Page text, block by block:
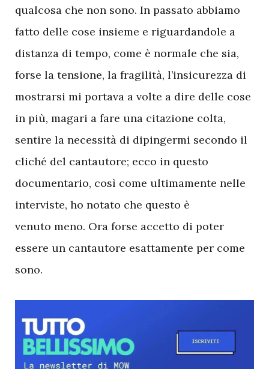
qualcosa che non sono. In passato abbiamo
fatto delle cose insieme e riguardandole a
distanza di tempo, come è normale che sia,
forse la tensione, la fragilità, l’insicurezza di
mostrarsi mi portava a volte a dire delle cose
in più, magari a fare una citazione colta,
sentire la necessità di dipingermi secondo il
cliché del cantautore; ecco in questo
documentario, così come ultimamente nelle
interviste, ho notato che questo è
venuto meno. Ora forse accetto di poter
essere un cantautore esattamente per come
sono.